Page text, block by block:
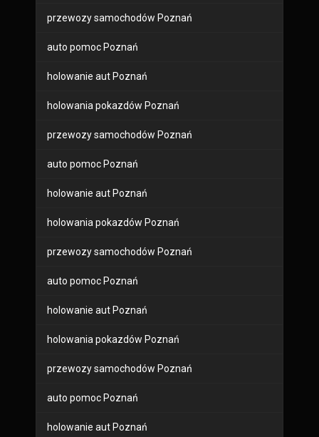
przewozy samochodów Poznań
auto pomoc Poznań
holowanie aut Poznań
holowania pokazdów Poznań
przewozy samochodów Poznań
auto pomoc Poznań
holowanie aut Poznań
holowania pokazdów Poznań
przewozy samochodów Poznań
auto pomoc Poznań
holowanie aut Poznań
holowania pokazdów Poznań
przewozy samochodów Poznań
auto pomoc Poznań
holowanie aut Poznań